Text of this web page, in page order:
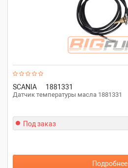
SCANIA 1881331
Датчик температуры масла 1881331
Под заказ
Подробнее